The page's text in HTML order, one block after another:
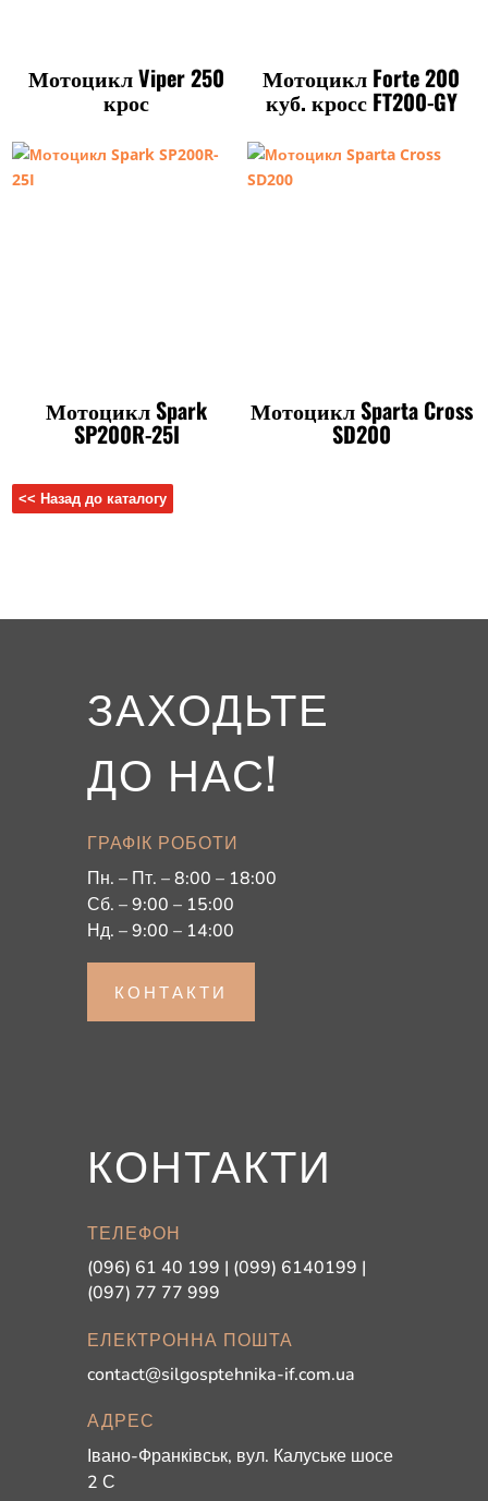
Мотоцикл Viper 250
крос
Мотоцикл Forte 200
куб. кросс FT200-GY
Мотоцикл Spark
SP200R-25I
Мотоцикл Sparta Cross
SD200
<< Назад до каталогу
ЗАХОДЬТЕ
ДО НАС!
ГРАФІК РОБОТИ
Пн. – Пт. – 8:00 – 18:00
Сб. – 9:00 – 15:00
Нд. – 9:00 – 14:00
КОНТАКТИ
КОНТАКТИ
ТЕЛЕФОН
(096) 61 40 199 | (099) 6140199 |
(097) 77 77 999
ЕЛЕКТРОННА ПОШТА
contact@silgosptehnika-if.com.ua
АДРЕС
Івано-Франківськ, вул. Калуське шосе
2 С